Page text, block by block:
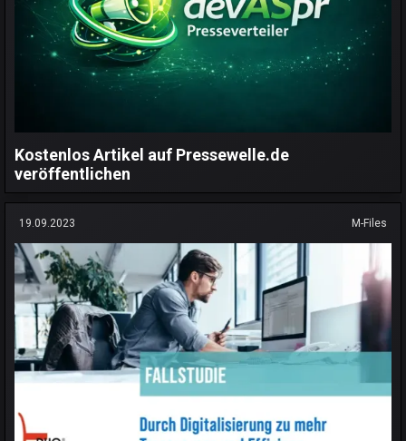
Kostenlos Artikel auf Pressewelle.de
veröffentlichen
19.09.2023 M-Files